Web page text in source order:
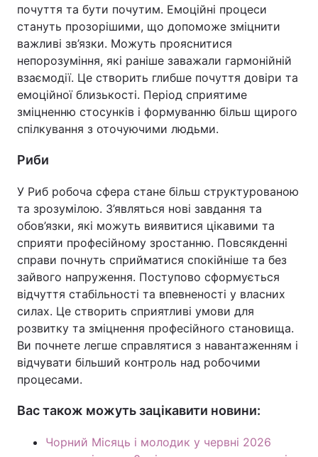
почуття та бути почутим. Емоційні процеси
стануть прозорішими, що допоможе зміцнити
важливі зв’язки. Можуть прояснитися
непорозуміння, які раніше заважали гармонійній
взаємодії. Це створить глибше почуття довіри та
емоційної близькості. Період сприятиме
зміцненню стосунків і формуванню більш щирого
спілкування з оточуючими людьми.
Риби
У Риб робоча сфера стане більш структурованою
та зрозумілою. З’являться нові завдання та
обов’язки, які можуть виявитися цікавими та
сприяти професійному зростанню. Повсякденні
справи почнуть сприйматися спокійніше та без
зайвого напруження. Поступово сформується
відчуття стабільності та впевненості у власних
силах. Це створить сприятливі умови для
розвитку та зміцнення професійного становища.
Ви почнете легше справлятися з навантаженням і
відчувати більший контроль над робочими
процесами.
Вас також можуть зацікавити новини:
Чорний Місяць і молодик у червні 2026